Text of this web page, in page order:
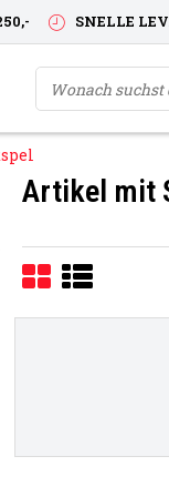
SNELLE
Artikel mit